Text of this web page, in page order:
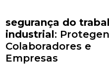
segurança do
industrial:
Colaboradores e
Empresas